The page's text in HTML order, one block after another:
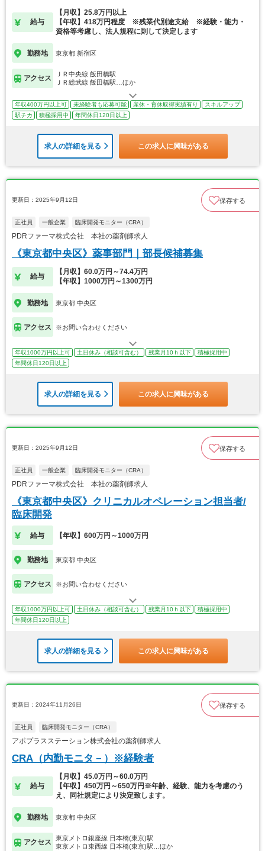
給与
【月収】25.8万円以上
【年収】418万円程度 ※残業代別途支給 ※経験・能力・
資格等考慮し、法人規程に則して決定します
勤務地 東京都 新宿区
アクセス
ＪＲ中央線 飯田橋駅
ＪＲ総武線 飯田橋駅…ほか
年収400万円以上可 未経験者も応募可能 産休・育休取得実績有り
スキルアップ
駅チカ
積極採用中 年間休日120日以上
求人の詳細を見る この求人に興味がある
更新日：2025年9月12日 保存する
正社員 一般企業 臨床開発モニター（CRA）
PDRファーマ株式会社 本社の薬剤師求人
《東京都中央区》薬事部門｜部長候補募集
給与
【月収】60.0万円～74.4万円
【年収】1000万円～1300万円
勤務地 東京都 中央区
アクセス ※お問い合わせください
年収1000万円以上可 土日休み（相談可含む） 残業月10ｈ以下
積極採用中
年間休日120日以上
求人の詳細を見る この求人に興味がある
更新日：2025年9月12日 保存する
正社員 一般企業 臨床開発モニター（CRA）
PDRファーマ株式会社 本社の薬剤師求人
《東京都中央区》クリニカルオペレーション担当者/
臨床開発
給与 【年収】600万円～1000万円
勤務地 東京都 中央区
アクセス ※お問い合わせください
年収1000万円以上可 土日休み（相談可含む） 残業月10ｈ以下
積極採用中
年間休日120日以上
求人の詳細を見る この求人に興味がある
更新日：2024年11月26日 保存する
正社員 臨床開発モニター（CRA）
アポプラスステーション株式会社の薬剤師求人
CRA（内勤モニタ－）※経験者
給与
【月収】45.0万円～60.0万円
【年収】450万円～650万円※年齢、経験、能力を考慮のう
え、同社規定により決定致します。
勤務地 東京都 中央区
アクセス
東京メトロ銀座線 日本橋(東京)駅
東京メトロ東西線 日本橋(東京)駅…ほか